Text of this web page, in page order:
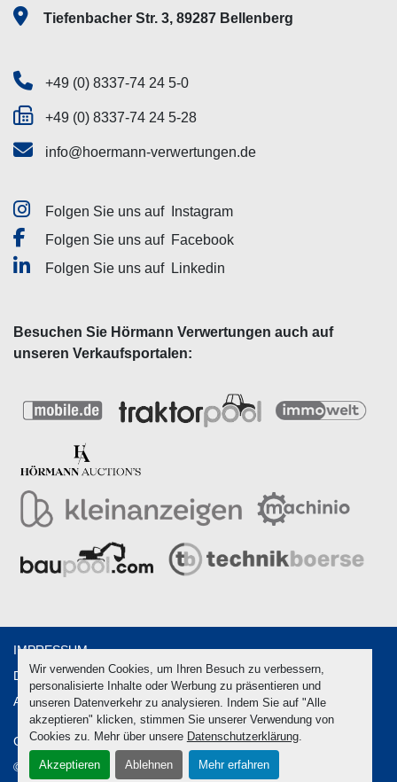
Wir verwenden Cookies, um Ihren Besuch zu verbessern,
personalisierte Inhalte oder Werbung zu präsentieren und
unseren Datenverkehr zu analysieren. Indem Sie auf "Alle
akzeptieren" klicken, stimmen Sie unserer Verwendung von
Cookies zu. Mehr über unsere Datenschutzerklärung.
Akzeptieren Ablehnen Mehr erfahren
Tiefenbacher Str. 3, 89287 Bellenberg
+49 (0) 8337-74 24 5-0
+49 (0) 8337-74 24 5-28
info@hoermann-verwertungen.de
Folgen Sie uns auf
Instagram
Folgen Sie uns auf Facebook
Folgen Sie uns auf
Linkedin
Besuchen Sie Hörmann Verwertungen auch auf
unseren Verkaufsportalen:
Cookie-Einstellungen
© Copyright 2026 Hörmann Verwertungen GmbH & Co. KG
IMPRESSUM
DATENSCHUTZ
AGB